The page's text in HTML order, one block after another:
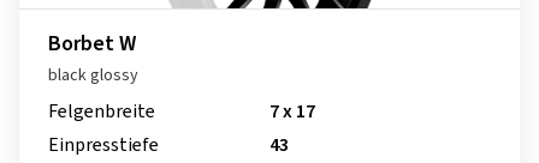
Borbet W
black glossy
Felgenbreite
7 x 17
Einpresstiefe
43